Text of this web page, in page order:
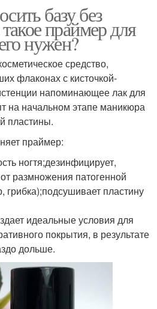
базу без
праймер для
нужен?
средство,
флаконах с кисточкой-
напоминающее лак для
на начальном этапе маникюра
пластины.
праймер:
ногтя;дезинфицирует,
размножения патогенной
пластину
идеальные условия для
покрытия, в результате
дольше.